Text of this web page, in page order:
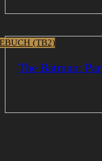
(TB2)
The Batman: